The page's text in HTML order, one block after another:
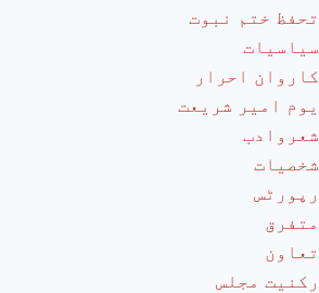
تحفظ ختم نبوت
سیاسیات
کاروان احرار
یوم امیر شریعت
شعروادب
شخصیات
رپورٹس
متفرق
تعاون
رکنیت مجلس